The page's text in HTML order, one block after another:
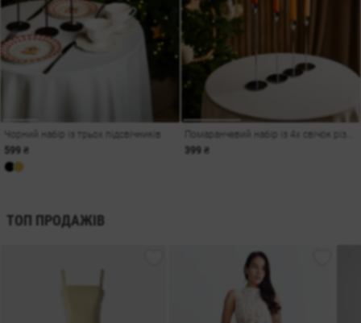
Чорний набір із трьох підсвічників
599 ₴
399 ₴
ТОП ПРОДАЖІВ